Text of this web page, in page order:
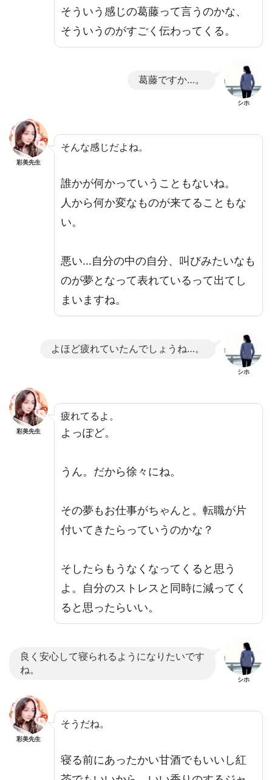
そういう感じの葛藤って言うのかな、
そういうのがすごく伝わってくる。
葛藤ですか…。
シホ
彩美先生
そんな感じだよね。
誰かが何かっていうこともないね。
人から何か変なものが来てることもな
い。
悪い…自分の中の自分、叫びみたいなも
のが夢となって表れているって出てし
まいますね。
よほど疲れていたんでしょうね…。
シホ
彩美先生
疲れてるよ。
よっぽど。
うん。だから徐々にね。
その夢もお仕事がちゃんと。転職が片
付いてきたらっていうのかな？
そしたらもうなくなってくると思う
よ。自分のストレスと同時に減ってく
ると思ったらいい。
良く安心して寝られるようになりたいです
ね。
シホ
彩美先生
そうだね。
寝る前にあったかい甘酒でもいいし紅